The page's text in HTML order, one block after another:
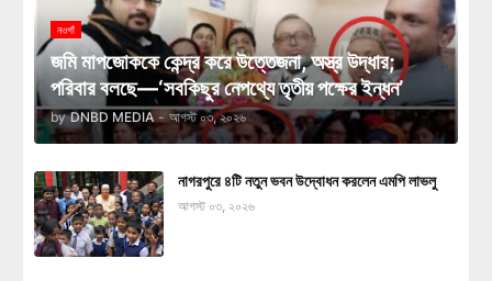
নওগাঁ
জমি মাপজোককে কেন্দ্র করে উত্তেজনা, অস্ত্র উদ্ধার;
পরিবার বলছে—‘সবকিছুর নেপথ্যে তৃতীয় পক্ষের ইন্ধন’
by DNBD MEDIA - আগস্ট ০৩, ২০২৬
নাগরপুরে ৪টি নতুন ভবন উদ্বোধন করলেন এমপি লাভলু
আগস্ট ০৩, ২০২৬